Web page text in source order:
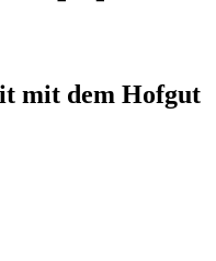
mit dem Hofgut